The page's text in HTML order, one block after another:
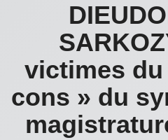
victimes
cons » du